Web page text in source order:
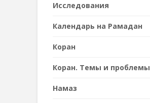
Исследования
Календарь на Рамадан
Коран
Коран. Темы и проблемы
Намаз